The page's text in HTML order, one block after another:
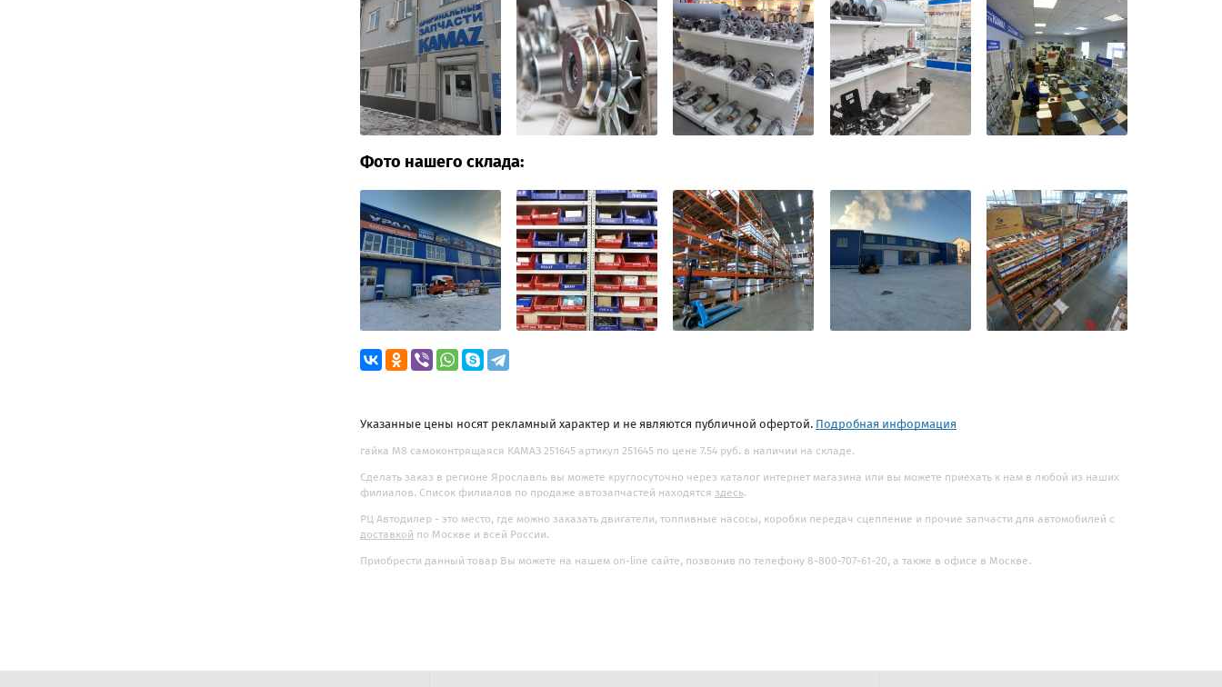
Фото нашего склада:
Указанные цены носят рекламный характер и не являются публичной офертой. Подробная информация
гайка М8 самоконтрящаяся КАМАЗ 251645 артикул 251645 по цене 7.54 руб. в наличии на складе.
Сделать заказ в регионе Ярославль вы можете круглосуточно через каталог интернет магазина или вы можете приехать к нам в любой из наших
филиалов. Список филиалов по продаже автозапчастей находятся здесь.
РЦ Автодилер - это место, где можно заказать двигатели, топливные насосы, коробки передач сцепление и прочие запчасти для автомобилей с
доставкой по Москве и всей России.
Приобрести данный товар Вы можете на нашем on-line сайте, позвонив по телефону 8-800-707-61-20, а также в офисе в Москве.